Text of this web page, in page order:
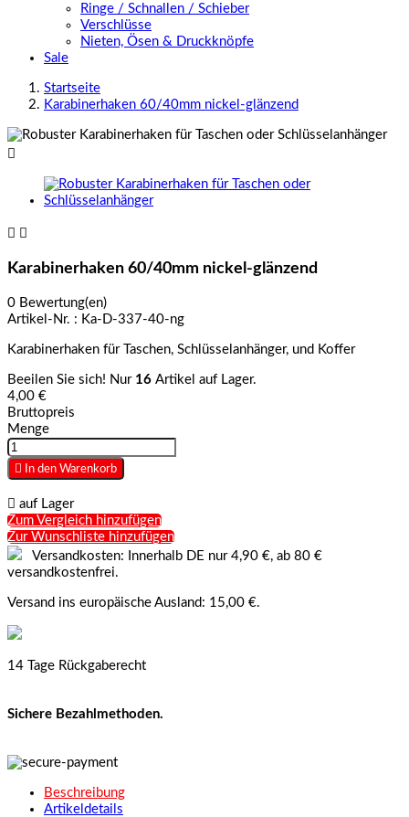
Ringe / Schnallen / Schieber
Verschlüsse
Nieten, Ösen & Druckknöpfe
Sale
Startseite
Karabinerhaken 60/40mm nickel-glänzend

 
Karabinerhaken 60/40mm nickel-glänzend
0 Bewertung(en)
Artikel-Nr. : Ka-D-337-40-ng
Karabinerhaken für Taschen, Schlüsselanhänger, und Koffer
Beeilen Sie sich! Nur 16 Artikel auf Lager.
4,00 €
Bruttopreis
Menge
 In den Warenkorb
 auf Lager
Zum Vergleich hinzufügen
Zur Wunschliste hinzufügen
Versandkosten: Innerhalb DE nur 4,90 €, ab 80 €
versandkostenfrei.
Versand ins europäische Ausland: 15,00 €.
14 Tage Rückgaberecht
Sichere Bezahlmethoden.
Beschreibung
Artikeldetails